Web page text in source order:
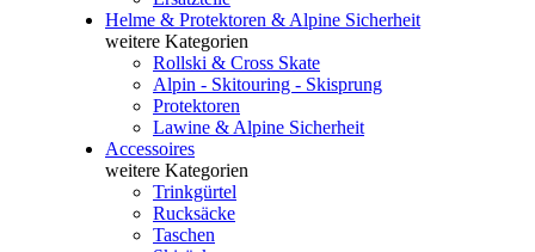
Helme & Protektoren & Alpine Sicherheit
weitere Kategorien
Rollski & Cross Skate
Alpin - Skitouring - Skisprung
Protektoren
Lawine & Alpine Sicherheit
Accessoires
weitere Kategorien
Trinkgürtel
Rucksäcke
Taschen